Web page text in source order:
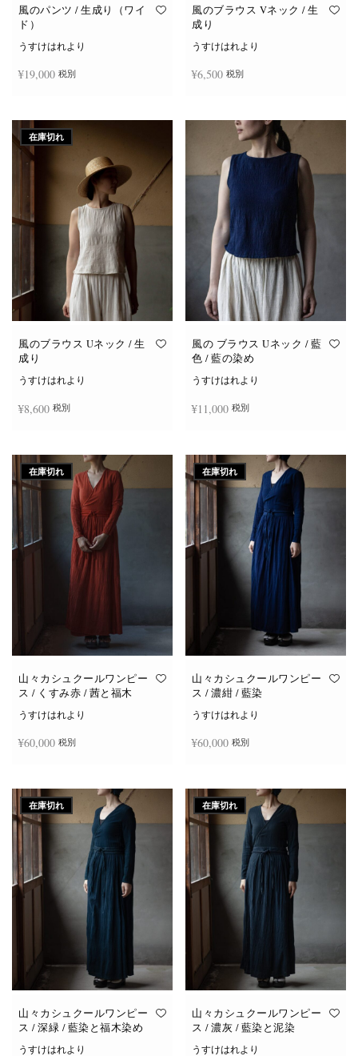
オ
ジ
選
択
で
き
ま
す
オ
ジ
か
ら
選
風のパンツ / 生成り（ワイ
ド）
うすけはれより
¥19,000 税別
風のブラウス Vネック / 生
成り
うすけはれより
¥6,500 税別
在庫切れ
風のブラウス Uネック / 生
成り
うすけはれより
¥8,600 税別
風の ブラウス Uネック / 藍
色 / 藍の染め
うすけはれより
¥11,000 税別
在庫切れ
山々カシュクールワンピー
ス / くすみ赤 / 茜と福木
うすけはれより
¥60,000 税別
在庫切れ
山々カシュクールワンピー
ス / 濃紺 / 藍染
うすけはれより
¥60,000 税別
在庫切れ
山々カシュクールワンピー
ス / 深緑 / 藍染と福木染め
うすけはれより
在庫切れ
山々カシュクールワンピー
ス / 濃灰 / 藍染と泥染
うすけはれより